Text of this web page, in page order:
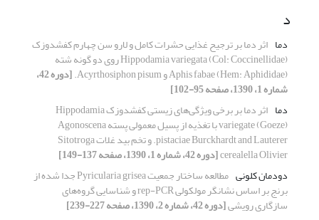
د
دما اثر دما بر ترجیح غذایی حشرات کامل و لارو سن چهارم کفشدوزک
Hippodamia variegata (Col: Coccinellidae) روی دو گونه شته
Aphis fabae (Hem: Aphididae) و Acyrthosiphon pisum. [دوره 42،
شماره 1، 1390، صفحه 95-102]
دما
اثر دما بر برخی ویژگی‌های زیستی کفشدوزک Hippodamia
variegate (Goeze) با تغذیه از پسیل معمولی پسته Agonoscena
pistaciae Burckhardt and Lauterer. و تخم بید غلات Sitotroga
cerealella Olivier[دوره 42، شماره 1، 1390، صفحه 137-149]
دودمان کلونی
مطالعه ساختار جمعیت Pyricularia grisea جدا شده از
برنج بر اساس نشانگر مولکولی rep-PCR و شناسایی گروه‌های
سازگاری رویشی[دوره 42، شماره 2، 1390، صفحه 227-239]